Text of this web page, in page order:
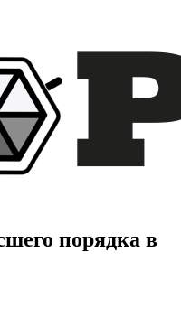
порядка в